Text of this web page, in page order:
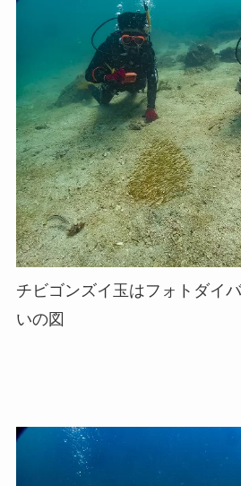
チビゴンズイ玉はフォトダイ
いの図